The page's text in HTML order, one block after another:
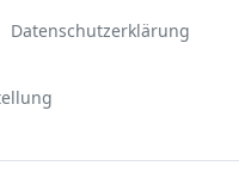
Datenschutzerklärung